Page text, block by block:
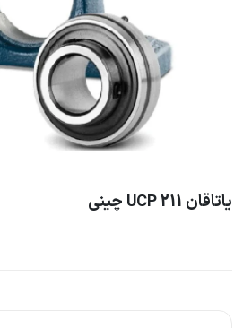
یاتاقان UCP 211 چینی